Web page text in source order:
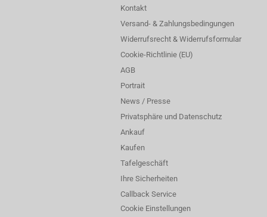
Kontakt
Versand- & Zahlungsbedingungen
Widerrufsrecht & Widerrufsformular
Cookie-Richtlinie (EU)
AGB
Portrait
News / Presse
Privatsphäre und Datenschutz
Ankauf
Kaufen
Tafelgeschäft
Ihre Sicherheiten
Callback Service
Cookie Einstellungen